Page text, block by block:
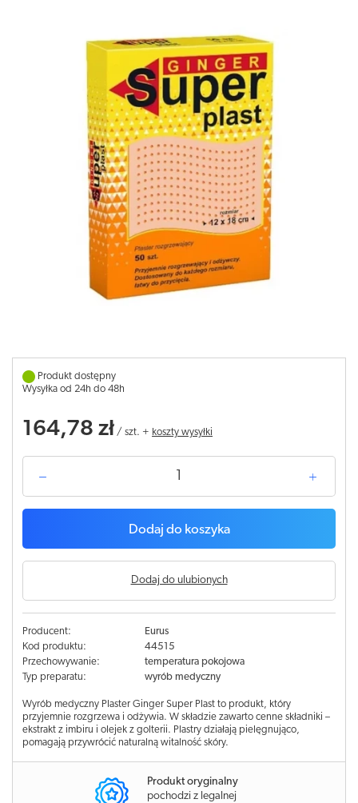
Produkt dostępny
Wysyłka od 24h do 48h
164,78 zł / szt. + koszty wysyłki
Dodaj do koszyka
Dodaj do ulubionych
Producent:
Eurus
Kod produktu:
44515
Przechowywanie:
temperatura pokojowa
Typ preparatu:
wyrób medyczny
Wyrób medyczny Plaster Ginger Super Plast to produkt, który
przyjemnie rozgrzewa i odżywia. W składzie zawarto cenne składniki –
ekstrakt z imbiru i olejek z golterii. Plastry działają pielęgnująco,
pomagają przywrócić naturalną witalność skóry.
Produkt oryginalny
pochodzi z legalnej